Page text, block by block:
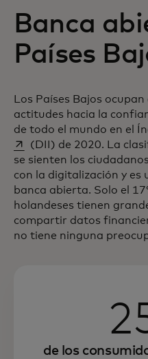
Banca
Países
Los Países Bajos
actitudes hacia la
de todo el mundo en el
(DII) de 2020. La
se sienten los
con la digitalización y es
banca abierta. Solo el
holandeses tienen
compartir datos
no tiene ninguna
de los